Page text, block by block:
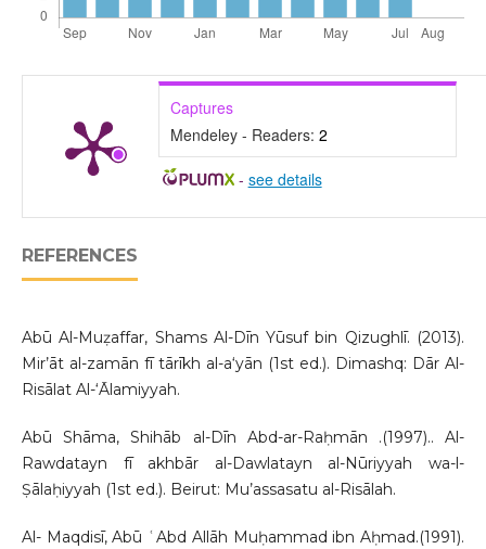
Captures
Mendeley - Readers: 2
- see details
REFERENCES
Abū Al-Muẓaffar, Shams Al-Dīn Yūsuf bin Qizughlī. (2013).
Mir’āt al-zamān fī tārīkh al-a‘yān (1st ed.). Dimashq: Dār Al-
Risālat Al-‘Ālamiyyah.
Abū Shāma, Shihāb al-Dīn Abd-ar-Raḥmān .(1997).. Al-
Rawdatayn fī akhbār al-Dawlatayn al-Nūriyyah wa-l-
Ṣālaḥiyyah (1st ed.). Beirut: Mu’assasatu al-Risālah.
Al- Maqdisī, Abū ʿAbd Allāh Muḥammad ibn Aḥmad.(1991).